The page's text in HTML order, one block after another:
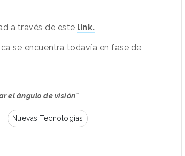
a través de este link.
se encuentra todavía en fase de
el ángulo de visión"
Nuevas Tecnologías